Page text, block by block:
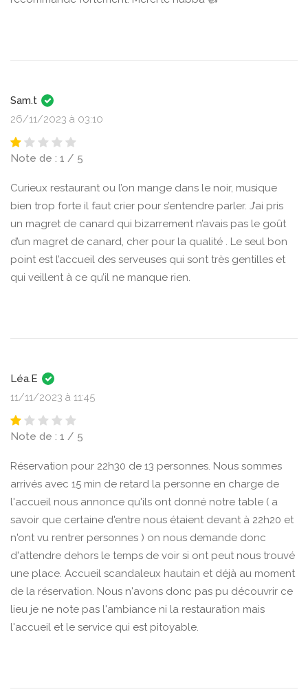
Sam.t
26/11/2023 à 03:10
Note de : 1 / 5
Curieux restaurant ou l’on mange dans le noir, musique
bien trop forte il faut crier pour s’entendre parler. J’ai pris
un magret de canard qui bizarrement n’avais pas le goût
d’un magret de canard, cher pour la qualité . Le seul bon
point est l’accueil des serveuses qui sont très gentilles et
qui veillent à ce qu’il ne manque rien.
Léa.E
11/11/2023 à 11:45
Note de : 1 / 5
Réservation pour 22h30 de 13 personnes. Nous sommes
arrivés avec 15 min de retard la personne en charge de
l'accueil nous annonce qu'ils ont donné notre table ( a
savoir que certaine d'entre nous étaient devant à 22h20 et
n'ont vu rentrer personnes ) on nous demande donc
d'attendre dehors le temps de voir si ont peut nous trouvé
une place. Accueil scandaleux hautain et déjà au moment
de la réservation. Nous n'avons donc pas pu découvrir ce
lieu je ne note pas l'ambiance ni la restauration mais
l'accueil et le service qui est pitoyable.